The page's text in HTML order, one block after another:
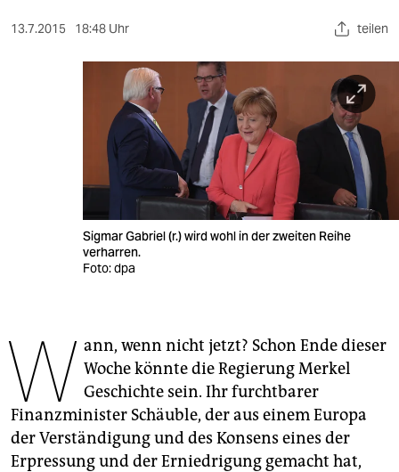
veranstaltungen
unterstützen
abo
genossenschaft
epaper login
13.7.2015 18:48 Uhr teilen
Sigmar Gabriel (r.) wird wohl in der zweiten Reihe
verharren.
Foto: dpa
W ann, wenn nicht jetzt? Schon Ende dieser
Woche könnte die Regierung Merkel
Geschichte sein. Ihr furchtbarer
Finanzminister Schäuble, der aus einem Europa
der Verständigung und des Konsens eines der
Erpressung und der Erniedrigung gemacht hat,